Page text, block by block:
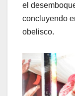
el
concluyendo
obelisco.